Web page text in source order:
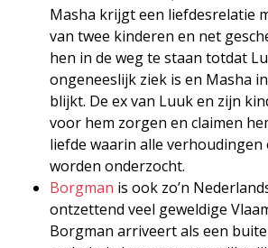
Masha krijgt een liefdesrelatie
van twee kinderen en net
hen in de weg te staan totdat
ongeneeslijk ziek is en Masha
blijkt. De ex van Luuk en zijn
voor hem zorgen en claimen
liefde waarin alle
worden onderzocht.
Borgman is ook zo’n
ontzettend veel geweldige
Borgman arriveert als een